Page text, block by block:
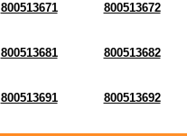
800513671 800513672
800513681 800513682
800513691 800513692